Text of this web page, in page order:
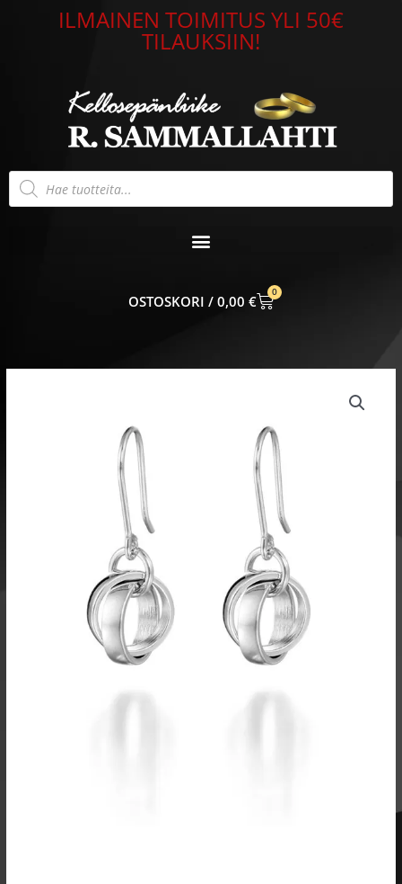
ILMAINEN TOIMITUS YLI 50€
TILAUKSIIN!
Products
search
0,00 €
0
CART
94,00 €.56,40 €.